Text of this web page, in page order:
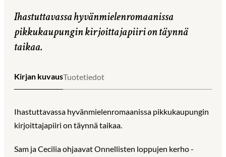
Ihastuttavassa hyvänmielenromaanissa
pikkukaupungin kirjoittajapiiri on täynnä
taikaa.
Kirjan kuvausTuotetiedot
Ihastuttavassa hyvänmielenromaanissa pikkukaupungin
kirjoittajapiiri on täynnä taikaa.
Sam ja Cecilia ohjaavat Onnellisten loppujen kerho -